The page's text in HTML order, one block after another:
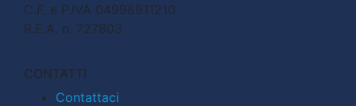
C.F. e P.IVA 04998911210
R.E.A. n. 727803
CONTATTI
Contattaci